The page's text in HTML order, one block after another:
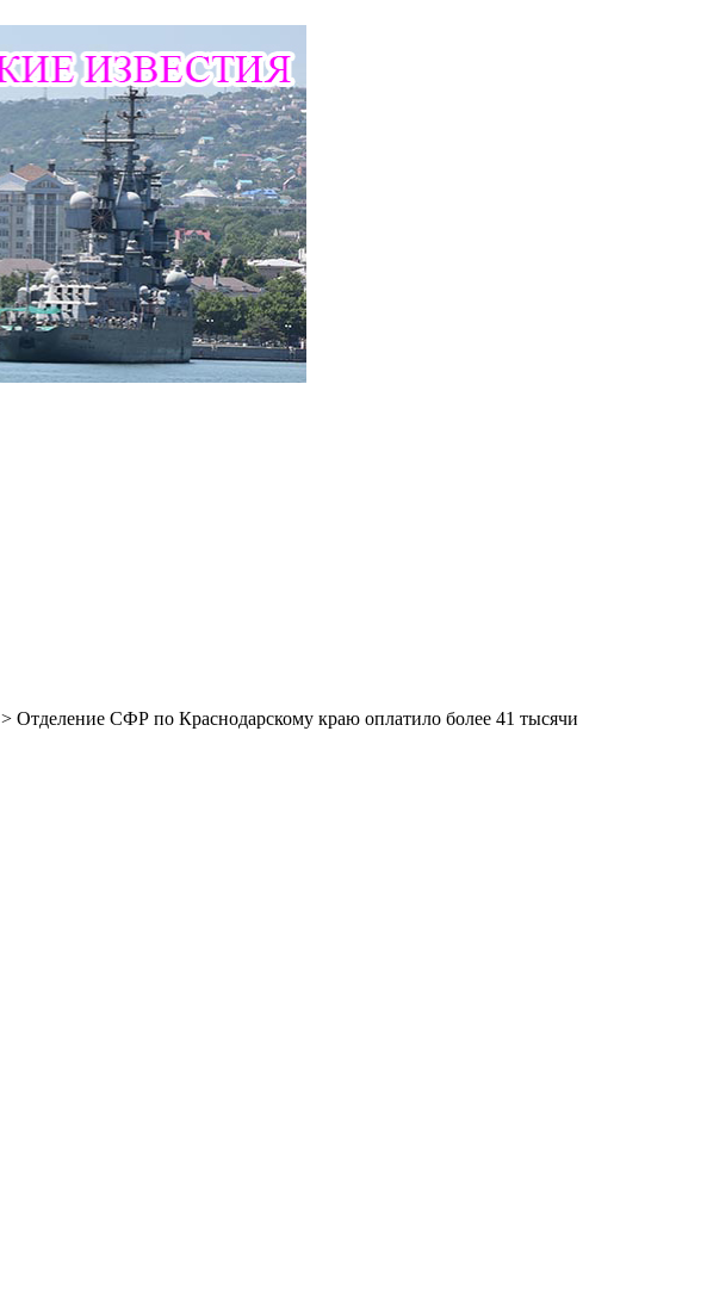
> Отделение СФР по Краснодарскому краю оплатило более 41 тысячи